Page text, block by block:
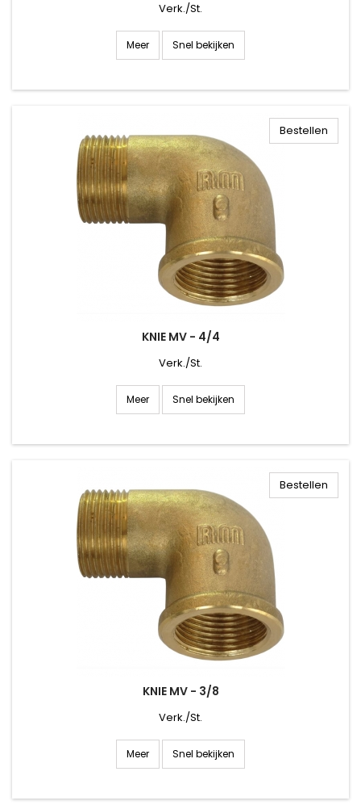
Verk./St.
Meer Snel bekijken
KNIE MV - 4/4
Verk./St.
Meer Snel bekijken
Bestellen
KNIE MV - 3/8
Verk./St.
Meer Snel bekijken
Bestellen